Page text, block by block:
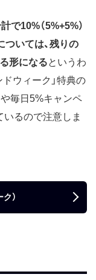
で10%（5%+5%）
ついては、残りの
形になるというわ
ドウィーク」特典の
や毎日5%キャンペ
いるので注意しま
）